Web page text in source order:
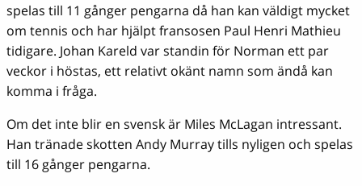
spelas till 11 gånger pengarna då han kan väldigt mycket
om tennis och har hjälpt fransosen Paul Henri Mathieu
tidigare. Johan Kareld var standin för Norman ett par
veckor i höstas, ett relativt okänt namn som ändå kan
komma i fråga.
Om det inte blir en svensk är Miles McLagan intressant.
Han tränade skotten Andy Murray tills nyligen och spelas
till 16 gånger pengarna.